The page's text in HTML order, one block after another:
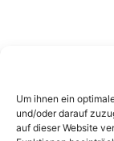
Um ihnen ein
und/oder darauf
auf dieser Website